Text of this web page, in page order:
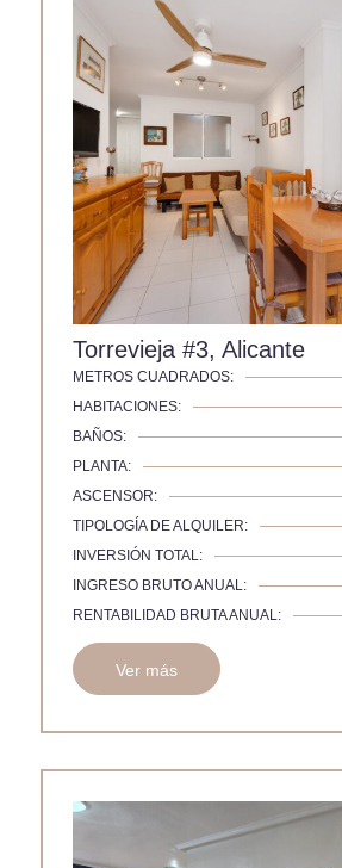
Torrevieja #3, Alicante
METROS CUADRADOS:
HABITACIONES:
BAÑOS:
PLANTA:
ASCENSOR:
TIPOLOGÍA DE ALQUILER:
INVERSIÓN TOTAL:
INGRESO BRUTO ANUAL:
RENTABILIDAD BRUTA ANUAL:
Ver más